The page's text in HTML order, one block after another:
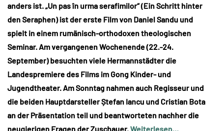
anders ist. „Un pas în urma serafimilor“ (Ein Schritt hinter
den Seraphen) ist der erste Film von Daniel Sandu und
spielt in einem rumänisch-orthodoxen theologischen
Seminar. Am vergangenen Wochenende (22.-24.
September) besuchten viele Hermannstädter die
Landespremiere des Films im Gong Kinder- und
Jugendtheater. Am Sonntag nahmen auch Regisseur und
die beiden Hauptdarsteller Ștefan Iancu und Cristian Bota
an der Präsentation teil und beantworteten nachher die
neugierigen Fragen der Zuschauer.Weiterlesen…